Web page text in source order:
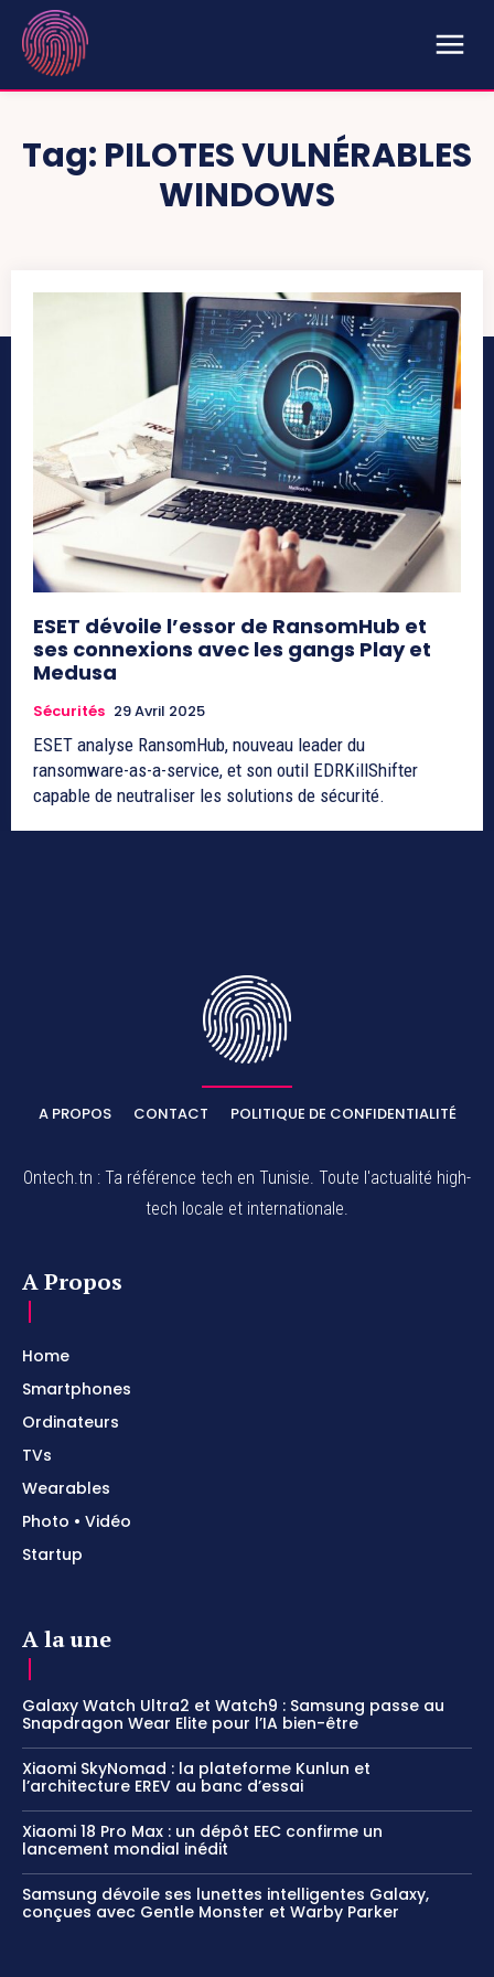
Tag: PILOTES VULNÉRABLES
WINDOWS
ESET dévoile l’essor de RansomHub et
ses connexions avec les gangs Play et
Medusa
Sécurités 29 Avril 2025
ESET analyse RansomHub, nouveau leader du
ransomware-as-a-service, et son outil EDRKillShifter
capable de neutraliser les solutions de sécurité.
A PROPOS CONTACT POLITIQUE DE CONFIDENTIALITÉ
Ontech.tn : Ta référence tech en Tunisie. Toute l'actualité high-
tech locale et internationale.
A Propos
Home
Smartphones
Ordinateurs
TVs
Wearables
Photo • Vidéo
Startup
A la une
Galaxy Watch Ultra2 et Watch9 : Samsung passe au
Snapdragon Wear Elite pour l’IA bien-être
Xiaomi SkyNomad : la plateforme Kunlun et
l’architecture EREV au banc d’essai
Xiaomi 18 Pro Max : un dépôt EEC confirme un
lancement mondial inédit
Samsung dévoile ses lunettes intelligentes Galaxy,
conçues avec Gentle Monster et Warby Parker